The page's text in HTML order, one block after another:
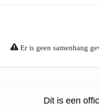
Er is geen samenhang
Dit is een